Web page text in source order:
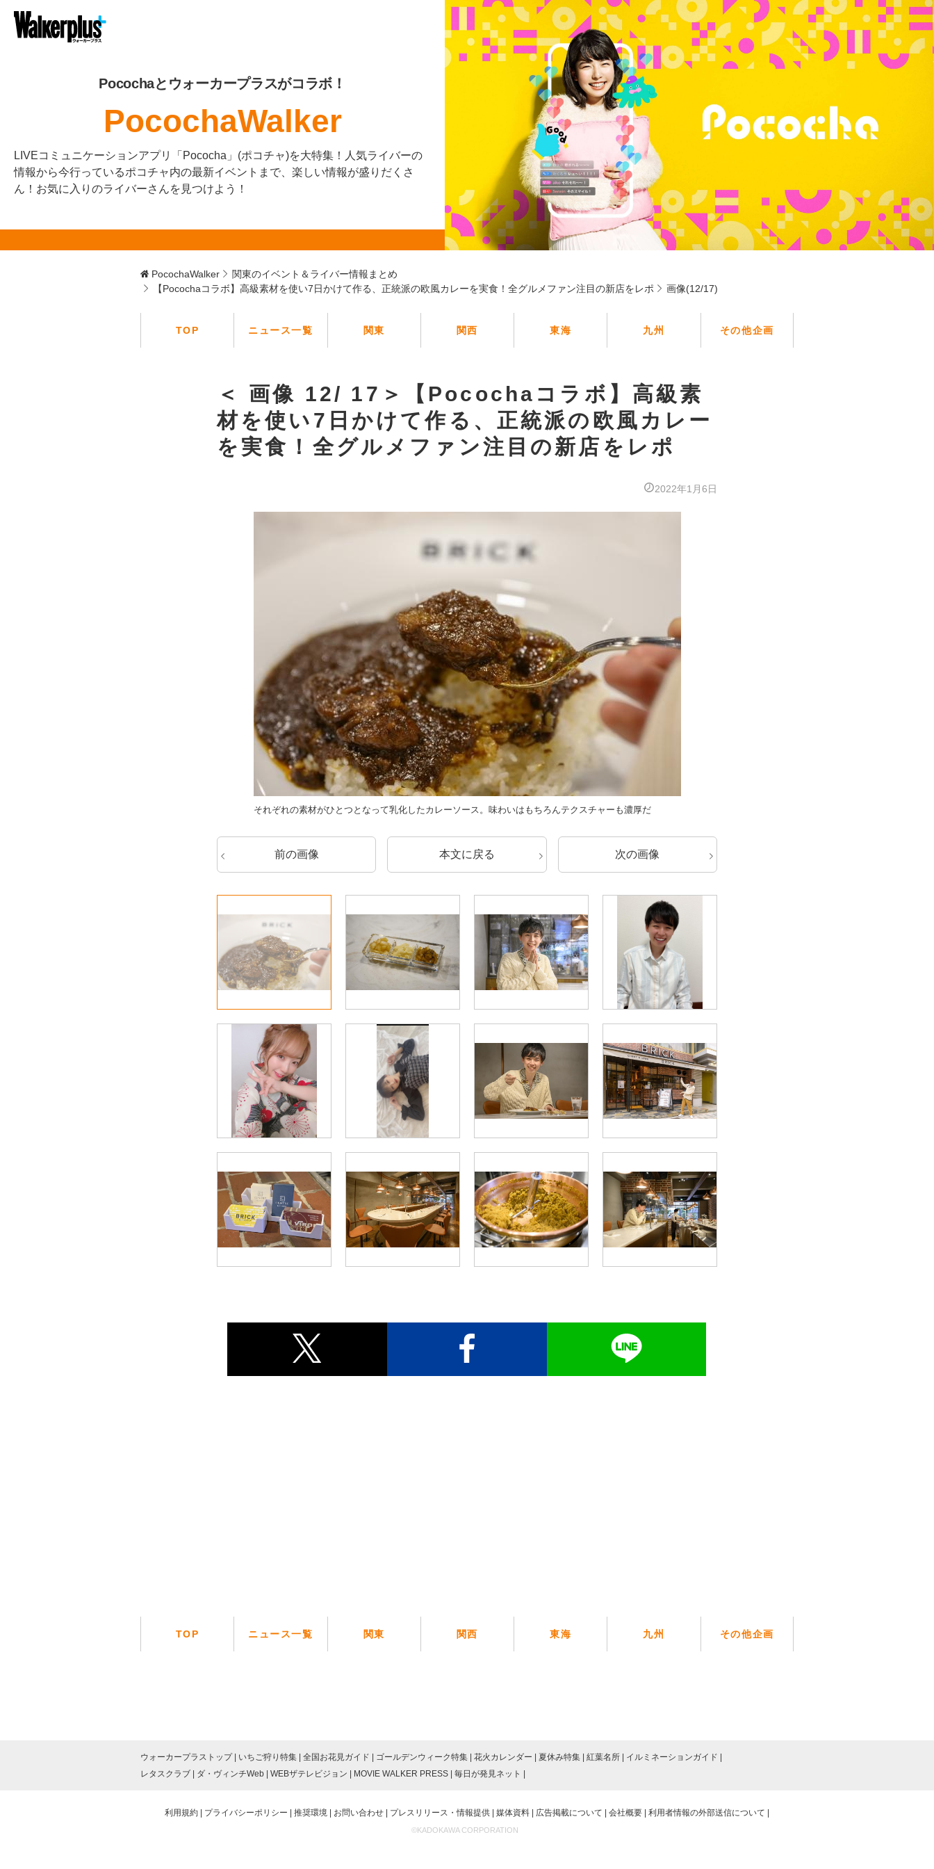
Pocochaとウォーカープラスがコラボ！
PocochaWalker
LIVEコミュニケーションアプリ「Pococha」(ポコチャ)を大特集！人気ライバーの
情報から今行っているポコチャ内の最新イベントまで、楽しい情報が盛りだくさ
ん！お気に入りのライバーさんを見つけよう！
PocochaWalker
関東のイベント＆ライバー情報まとめ
【Pocochaコラボ】高級素材を使い7日かけて作る、正統派の欧風カレーを実食！全グルメファン注目の新店をレポ
画像(12/17)
TOP ニュース一覧 関東 関西 東海 九州 その他企画
＜ 画像 12/ 17＞【Pocochaコラボ】高級素
材を使い7日かけて作る、正統派の欧風カレー
を実食！全グルメファン注目の新店をレポ
2022年1月6日
それぞれの素材がひとつとなって乳化したカレーソース。味わいはもちろんテクスチャーも濃厚だ
前の画像 本文に戻る 次の画像
TOP ニュース一覧 関東 関西 東海 九州 その他企画
ウォーカープラストップ いちご狩り特集 全国お花見ガイド ゴールデンウィーク特集 花火カレンダー 夏休み特集 紅葉名所
イルミネーションガイド
レタスクラブ
ダ・ヴィンチWeb WEBザテレビジョン MOVIE WALKER PRESS 毎日が発見ネット
利用規約 プライバシーポリシー 推奨環境 お問い合わせ プレスリリース・情報提供 媒体資料 広告掲載について 会社概要 利用者情報の外部送信について
©KADOKAWA CORPORATION